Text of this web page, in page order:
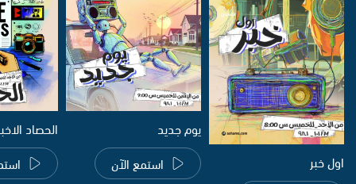
اول خبر
يوم جديد
استمع الآن
الحصاد